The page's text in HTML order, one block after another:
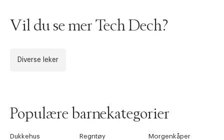
Vil du se mer Tech Dech?
Diverse leker
Populære barnekategorier
Dukkehus Regntøy
Morgenkåper